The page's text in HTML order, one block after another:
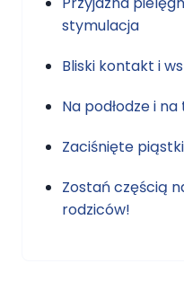
stymulacja
Bliski kontakt i
Na podłodze i
Zaciśnięte
Zostań częścią
rodziców!